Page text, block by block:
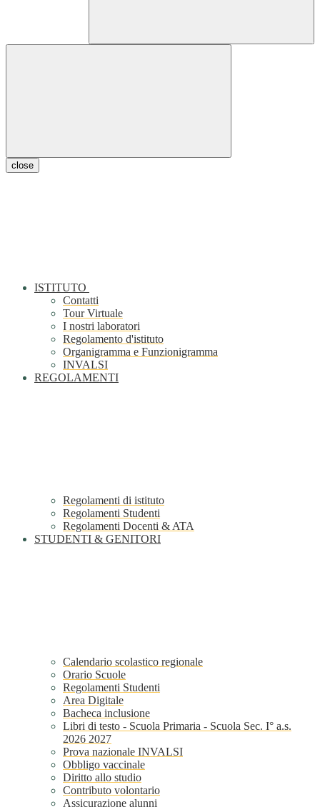
close
ISTITUTO
Contatti
Tour Virtuale
I nostri laboratori
Regolamento d'istituto
Organigramma e Funzionigramma
INVALSI
REGOLAMENTI
Regolamenti di istituto
Regolamenti Studenti
Regolamenti Docenti & ATA
STUDENTI & GENITORI
Calendario scolastico regionale
Orario Scuole
Regolamenti Studenti
Area Digitale
Bacheca inclusione
Libri di testo - Scuola Primaria - Scuola Sec. I° a.s.
2026 2027
Prova nazionale INVALSI
Obbligo vaccinale
Diritto allo studio
Contributo volontario
Assicurazione alunni